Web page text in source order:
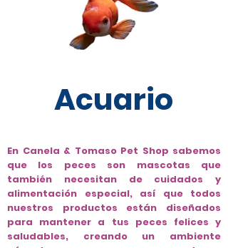
Acuario
En Canela & Tomaso Pet Shop sabemos
que los peces son mascotas que
también necesitan de cuidados y
alimentación especial, así que todos
nuestros productos están diseñados
para mantener a tus peces felices y
saludables, creando un ambiente